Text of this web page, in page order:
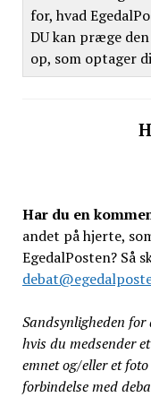
for, hvad
DU kan præge
op, som optager
Har du en
andet på hjerte,
EgedalPosten? Så
Sandsynligheden
hvis du medsender
emnet og/eller et
forbindelse med